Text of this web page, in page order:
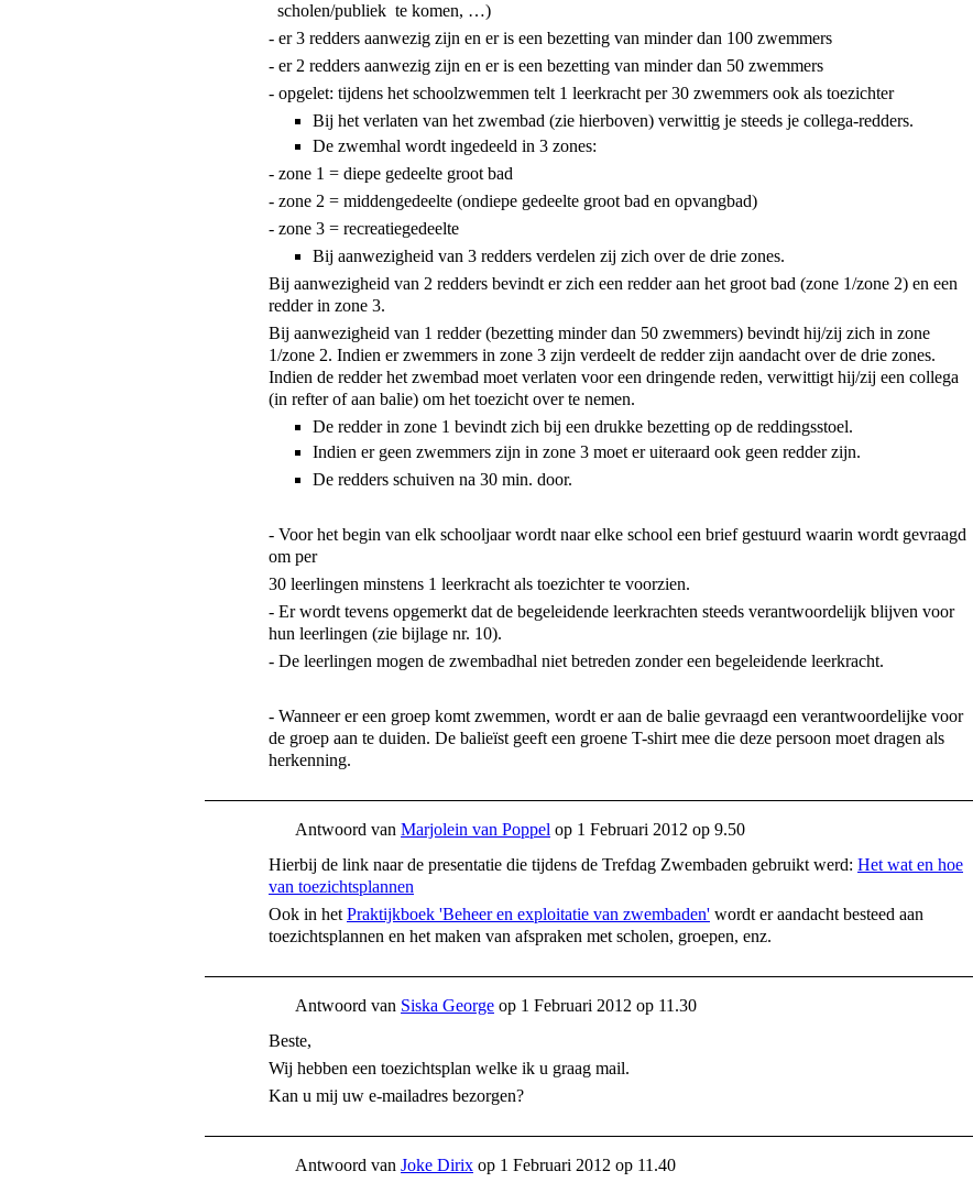
scholen/publiek te komen, …)
- er 3 redders aanwezig zijn en er is een bezetting van minder dan 100 zwemmers
- er 2 redders aanwezig zijn en er is een bezetting van minder dan 50 zwemmers
- opgelet: tijdens het schoolzwemmen telt 1 leerkracht per 30 zwemmers ook als toezichter
Bij het verlaten van het zwembad (zie hierboven) verwittig je steeds je collega-redders.
De zwemhal wordt ingedeeld in 3 zones:
- zone 1 = diepe gedeelte groot bad
- zone 2 = middengedeelte (ondiepe gedeelte groot bad en opvangbad)
- zone 3 = recreatiegedeelte
Bij aanwezigheid van 3 redders verdelen zij zich over de drie zones.
Bij aanwezigheid van 2 redders bevindt er zich een redder aan het groot bad (zone 1/zone 2) en een
redder in zone 3.
Bij aanwezigheid van 1 redder (bezetting minder dan 50 zwemmers) bevindt hij/zij zich in zone
1/zone 2. Indien er zwemmers in zone 3 zijn verdeelt de redder zijn aandacht over de drie zones.
Indien de redder het zwembad moet verlaten voor een dringende reden, verwittigt hij/zij een collega
(in refter of aan balie) om het toezicht over te nemen.
De redder in zone 1 bevindt zich bij een drukke bezetting op de reddingsstoel.
Indien er geen zwemmers zijn in zone 3 moet er uiteraard ook geen redder zijn.
De redders schuiven na 30 min. door.
- Voor het begin van elk schooljaar wordt naar elke school een brief gestuurd waarin wordt gevraagd
om per
30 leerlingen minstens 1 leerkracht als toezichter te voorzien.
- Er wordt tevens opgemerkt dat de begeleidende leerkrachten steeds verantwoordelijk blijven voor
hun leerlingen (zie bijlage nr. 10).
- De leerlingen mogen de zwembadhal niet betreden zonder een begeleidende leerkracht.
- Wanneer er een groep komt zwemmen, wordt er aan de balie gevraagd een verantwoordelijke voor
de groep aan te duiden. De balieïst geeft een groene T-shirt mee die deze persoon moet dragen als
herkenning.
Antwoord van Marjolein van Poppel op 1 Februari 2012 op 9.50
Hierbij de link naar de presentatie die tijdens de Trefdag Zwembaden gebruikt werd: Het wat en hoe
van toezichtsplannen
Ook in het Praktijkboek 'Beheer en exploitatie van zwembaden' wordt er aandacht besteed aan
toezichtsplannen en het maken van afspraken met scholen, groepen, enz.
Antwoord van Siska George op 1 Februari 2012 op 11.30
Beste,
Wij hebben een toezichtsplan welke ik u graag mail.
Kan u mij uw e-mailadres bezorgen?
Antwoord van Joke Dirix op 1 Februari 2012 op 11.40